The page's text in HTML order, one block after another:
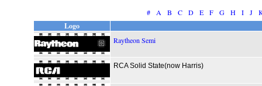
# A B C D E F G H I J
Logo
Raytheon Semi
RCA Solid State(now Harris)